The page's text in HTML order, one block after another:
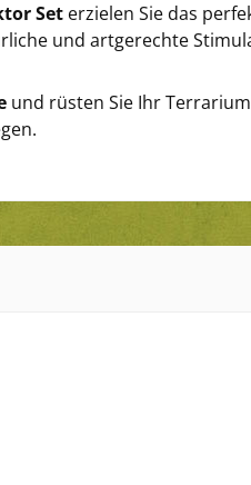
Set erzielen Sie das
und artgerechte
und rüsten Sie Ihr